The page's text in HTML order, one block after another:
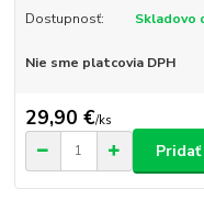
Dostupnosť: Skladovo
Nie sme platcovia DPH
29,90 €/ks